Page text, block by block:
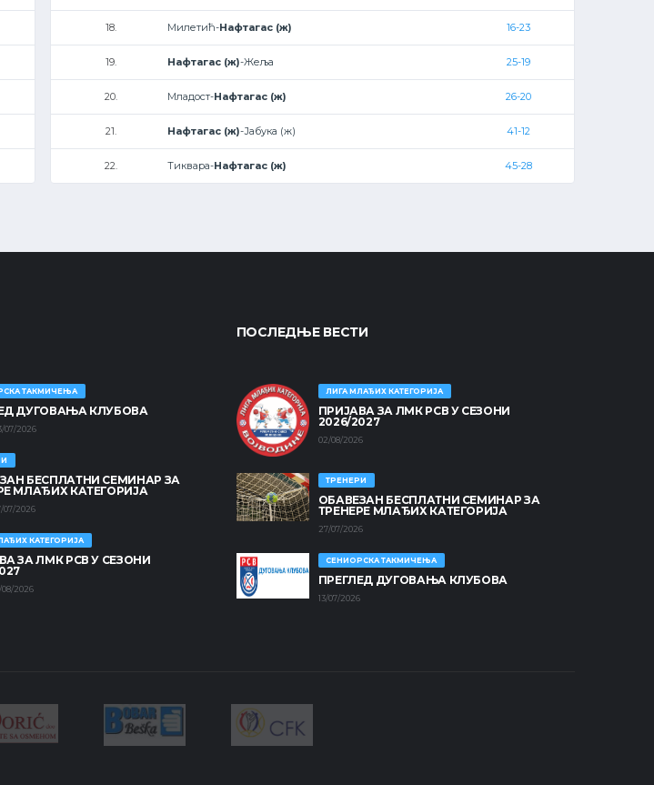
18. Милетић-Нафтагас (ж) 16-23
19. Нафтагас (ж)-Жеља 25-19
20. Младост-Нафтагас (ж) 26-20
21. Нафтагас (ж)-Јабука (ж) 41-12
22. Тиквара-Нафтагас (ж) 45-28
ТАКМИЧЕЊА
ДУГОВАЊА КЛУБОВА
07/2026
БЕСПЛАТНИ СЕМИНАР ЗА
МЛАЂИХ КАТЕГОРИЈА
2026
КАТЕГОРИЈА
ЗА ЛМК РСВ У СЕЗОНИ
2026
ПОСЛЕДЊЕ ВЕСТИ
ЛИГА МЛАЂИХ КАТЕГОРИЈА
ПРИЈАВА ЗА ЛМК РСВ У СЕЗОНИ
2026/2027
02/08/2026
ТРЕНЕРИ
ОБАВЕЗАН БЕСПЛАТНИ СЕМИНАР ЗА
ТРЕНЕРЕ МЛАЂИХ КАТЕГОРИЈА
27/07/2026
СЕНИОРСКА ТАКМИЧЕЊА
ПРЕГЛЕД ДУГОВАЊА КЛУБОВА
13/07/2026